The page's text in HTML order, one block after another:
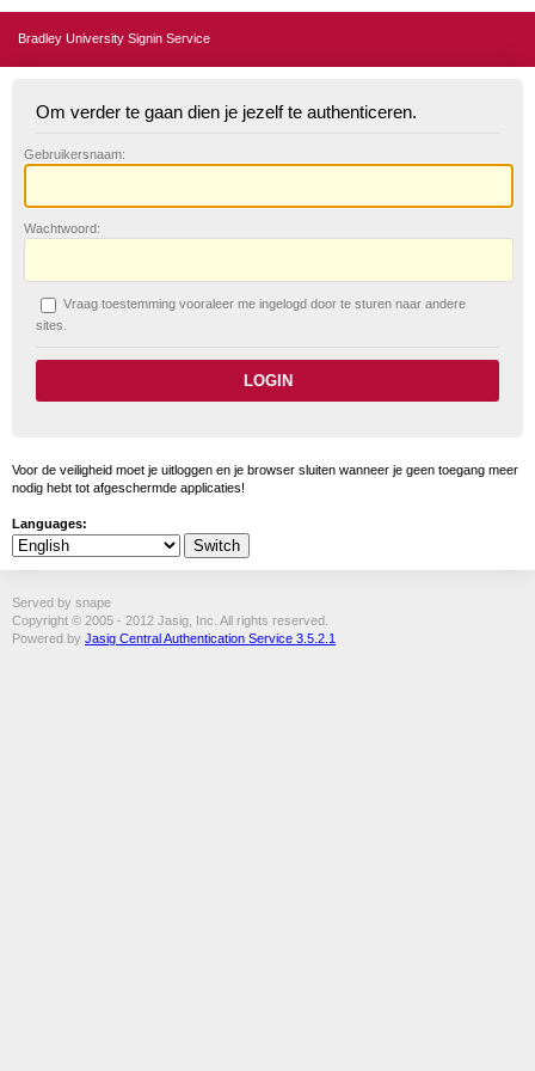
Bradley University Signin Service
Om verder te gaan dien je jezelf te authenticeren.
Gebruikersnaam:
Wachtwoord:
Vraag toestemming vooraleer me ingelogd door te sturen naar andere
sites.
Voor de veiligheid moet je uitloggen en je browser sluiten wanneer je geen toegang meer
nodig hebt tot afgeschermde applicaties!
Languages:
Served by snape
Copyright © 2005 - 2012 Jasig, Inc. All rights reserved.
Powered by Jasig Central Authentication Service 3.5.2.1